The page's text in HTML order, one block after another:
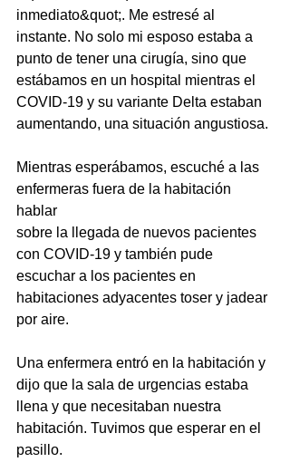
inmediato&quot;. Me estresé al
instante. No solo mi esposo estaba a
punto de tener una cirugía, sino que
estábamos en un hospital mientras el
COVID-19 y su variante Delta estaban
aumentando, una situación angustiosa.
Mientras esperábamos, escuché a las
enfermeras fuera de la habitación
hablar
sobre la llegada de nuevos pacientes
con COVID-19 y también pude
escuchar a los pacientes en
habitaciones adyacentes toser y jadear
por aire.
Una enfermera entró en la habitación y
dijo que la sala de urgencias estaba
llena y que necesitaban nuestra
habitación. Tuvimos que esperar en el
pasillo.